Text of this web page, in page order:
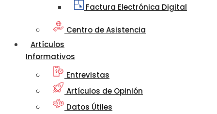
Factura Electrónica Digital
Centro de Asistencia
Artículos
Informativos
Entrevistas
Artículos de Opinión
Datos Útiles